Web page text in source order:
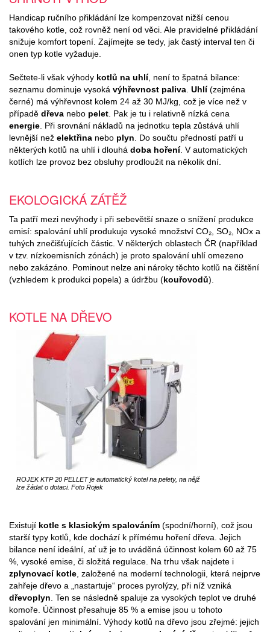
Handicap ručního přikládání lze kompenzovat nižší cenou
takového kotle, což rovněž není od věci. Ale pravidelné přikládání
snižuje komfort topení. Zajímejte se tedy, jak častý interval ten či
onen typ kotle vyžaduje.
Sečtete-li však výhody kotlů na uhlí, není to špatná bilance:
seznamu dominuje vysoká výhřevnost paliva. Uhlí(zejména
černé) má výhřevnost kolem 24 až 30 MJ/kg, což je více než v
případě dřeva nebo pelet. Pak je tu i relativně nízká cena
energie. Při srovnání nákladů na jednotku tepla zůstává uhlí
levnější než elektřina nebo plyn. Do součtu předností patří u
některých kotlů na uhlí i dlouhá doba hoření. V automatických
kotlích lze provoz bez obsluhy prodloužit na několik dní.
EKOLOGICKÁ ZÁTĚŽ
Ta patří mezi nevýhody i při sebevětší snaze o snížení produkce
emisí: spalování uhlí produkuje vysoké množství CO₂, SO₂, NOx a
tuhých znečišťujících částic. V některých oblastech ČR (například
v tzv. nízkoemisních zónách) je proto spalování uhlí omezeno
nebo zakázáno. Pominout nelze ani nároky těchto kotlů na čištění
(vzhledem k produkci popela) a údržbu (kouřovodů).
KOTLE NA DŘEVO
ROJEK KTP 20 PELLET je automatický kotel na pelety, na nějž
lze žádat o dotaci. Foto Rojek
Existují kotle s klasickým spalováním (spodní/horní), což jsou
starší typy kotlů, kde dochází k přímému hoření dřeva. Jejich
bilance není ideální, ať už je to uváděná účinnost kolem 60 až 75
%, vysoké emise, či složitá regulace. Na trhu však najdete i
zplynovací kotle, založené na moderní technologii, která nejprve
zahřeje dřevo a „nastartuje“ proces pyrolýzy, při níž vzniká
dřevoplyn. Ten se následně spaluje za vysokých teplot ve druhé
komoře. Účinnost přesahuje 85 % a emise jsou u tohoto
spalování jen minimální. Výhody kotlů na dřevo jsou zřejmé: jejich